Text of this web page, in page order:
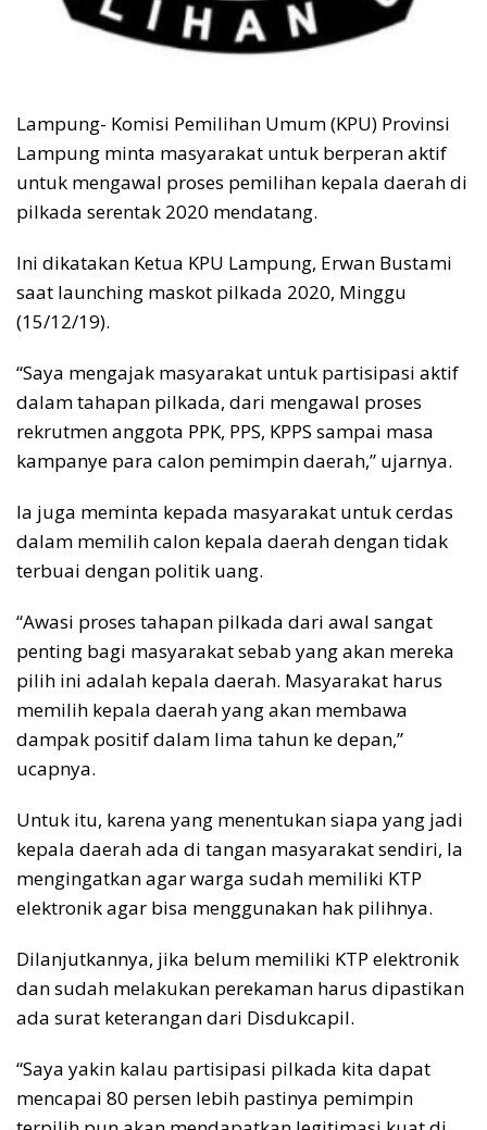
Lampung- Komisi Pemilihan Umum (KPU) Provinsi
Lampung minta masyarakat untuk berperan aktif
untuk mengawal proses pemilihan kepala daerah di
pilkada serentak 2020 mendatang.
Ini dikatakan Ketua KPU Lampung, Erwan Bustami
saat launching maskot pilkada 2020, Minggu
(15/12/19).
“Saya mengajak masyarakat untuk partisipasi aktif
dalam tahapan pilkada, dari mengawal proses
rekrutmen anggota PPK, PPS, KPPS sampai masa
kampanye para calon pemimpin daerah,” ujarnya.
Ia juga meminta kepada masyarakat untuk cerdas
dalam memilih calon kepala daerah dengan tidak
terbuai dengan politik uang.
“Awasi proses tahapan pilkada dari awal sangat
penting bagi masyarakat sebab yang akan mereka
pilih ini adalah kepala daerah. Masyarakat harus
memilih kepala daerah yang akan membawa
dampak positif dalam lima tahun ke depan,”
ucapnya.
Untuk itu, karena yang menentukan siapa yang jadi
kepala daerah ada di tangan masyarakat sendiri, Ia
mengingatkan agar warga sudah memiliki KTP
elektronik agar bisa menggunakan hak pilihnya.
Dilanjutkannya, jika belum memiliki KTP elektronik
dan sudah melakukan perekaman harus dipastikan
ada surat keterangan dari Disdukcapil.
“Saya yakin kalau partisipasi pilkada kita dapat
mencapai 80 persen lebih pastinya pemimpin